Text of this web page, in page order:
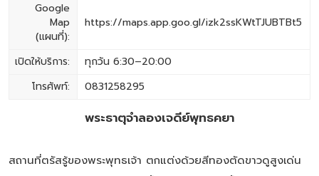
Google
Map
(แผนที่):
https://maps.app.goo.gl/izk2ssKWtTJUBTBt5
เปิดให้บริการ:
ทุกวัน 6:30–20:00
โทรศัพท์:
0831258295
พระธาตุจำลองเจดีย์พุทธคยา
สถานที่ตรัสรู้ของพระพุทธเจ้า ตกแต่งด้วยสีทองตัดขาวดูสูงเด่น